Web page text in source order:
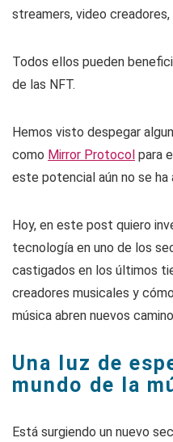
streamers, video
Todos ellos pueden
de las NFT.
Hemos visto despegar
como Mirror Protocol para
este potencial aún no se ha
Hoy, en este post quiero
tecnología en uno de los
castigados en los últimos
creadores musicales y
música abren nuevos
Una luz de
mundo de la
Está surgiendo un nuevo